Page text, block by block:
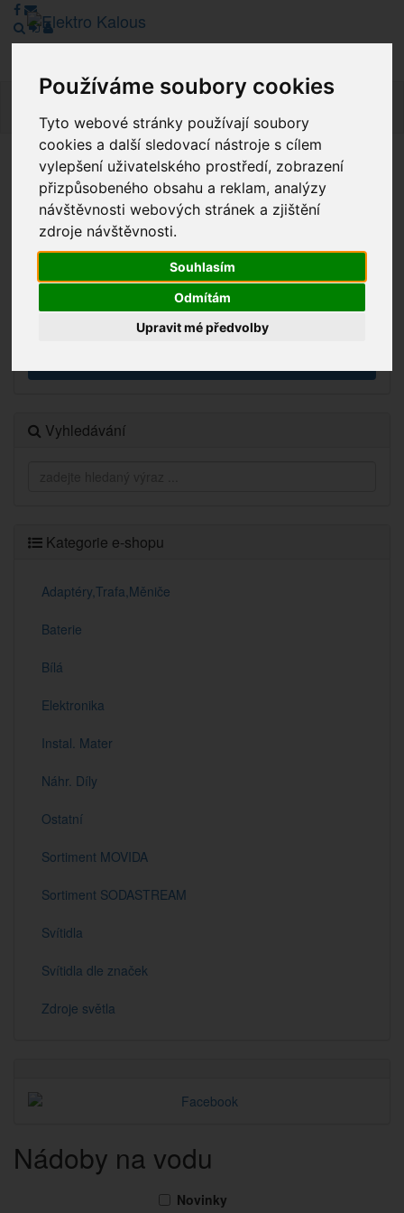
Používáme soubory cookies
Tyto webové stránky používají soubory
cookies a další sledovací nástroje s cílem
vylepšení uživatelského prostředí, zobrazení
přizpůsobeného obsahu a reklam, analýzy
návštěvnosti webových stránek a zjištění
zdroje návštěvnosti.
Souhlasím
Odmítám
Upravit mé předvolby
Vážení zákazníci, v tuto chvíli je Náš internetový obchod v
režimu Katalogu. Objednávky on-line nyní nelze vyřídit.
Děkujeme za pochopení.
Výprodej
Vyhledávání
Kategorie e-shopu
Adaptéry,Trafa,Měniče
Baterie
Bílá
Elektronika
Instal. Mater
Náhr. Díly
Ostatní
Sortiment MOVIDA
Sortiment SODASTREAM
Svítidla
Svítidla dle značek
Zdroje světla
Nádoby na vodu
Novinky